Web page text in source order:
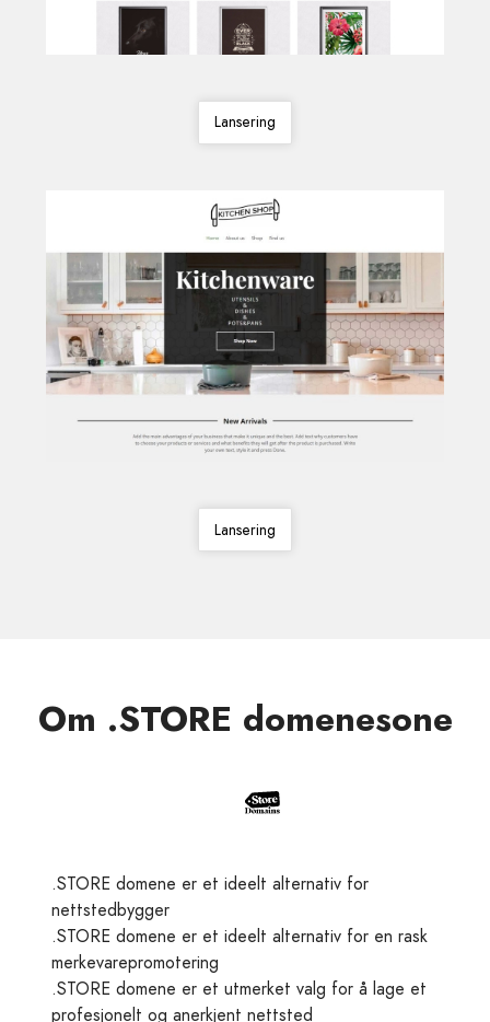
Lansering
Lansering
Om .STORE domenesone
.STORE domene er et ideelt alternativ for
nettstedbygger
.STORE domene er et ideelt alternativ for en rask
merkevarepromotering
.STORE domene er et utmerket valg for å lage et
profesjonelt og anerkjent nettsted